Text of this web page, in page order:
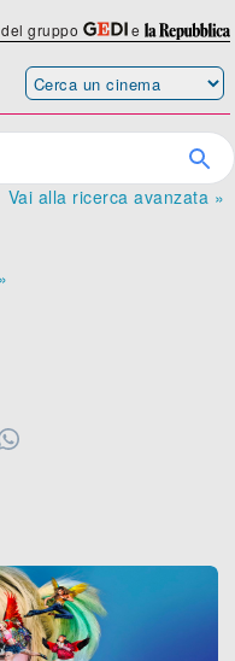
gruppo e
Vai alla ricerca avanzata »